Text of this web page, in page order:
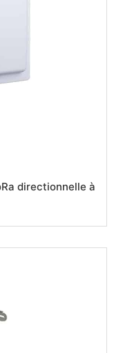
directionnelle à